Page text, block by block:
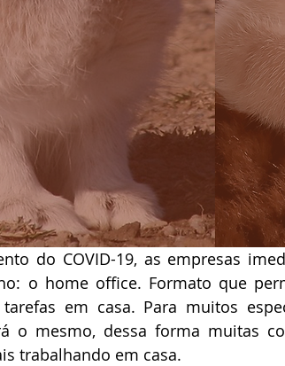
do COVID-19, as empresas
o home office. Formato que
em casa. Para muitos
o mesmo, dessa forma muitas
trabalhando em casa.